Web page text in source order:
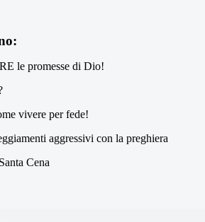
le promesse di Dio!
vivere per fede!
aggressivi con la preghiera
Cena